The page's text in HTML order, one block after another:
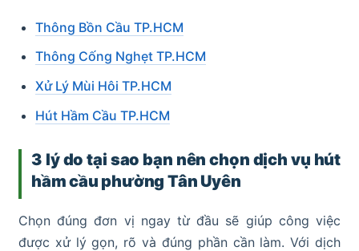
Thông Bồn Cầu TP.HCM
Thông Cống Nghẹt TP.HCM
Xử Lý Mùi Hôi TP.HCM
Hút Hầm Cầu TP.HCM
3 lý do tại sao bạn nên chọn dịch vụ hút
hầm cầu phường Tân Uyên
Chọn đúng đơn vị ngay từ đầu sẽ giúp công việc
được xử lý gọn, rõ và đúng phần cần làm. Với dịch